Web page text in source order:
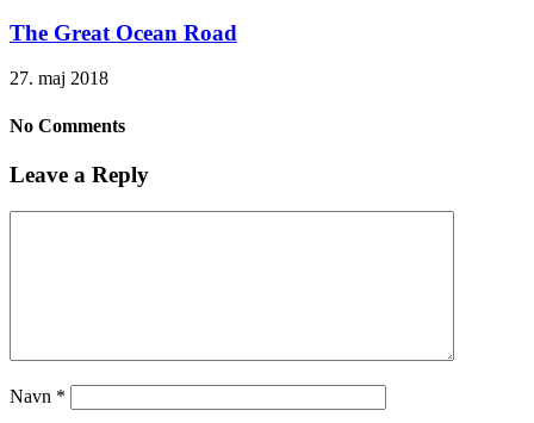
The Great Ocean Road
27. maj 2018
No Comments
Leave a Reply
Navn *